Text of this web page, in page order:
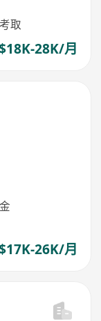
取
28K/月
26K/月